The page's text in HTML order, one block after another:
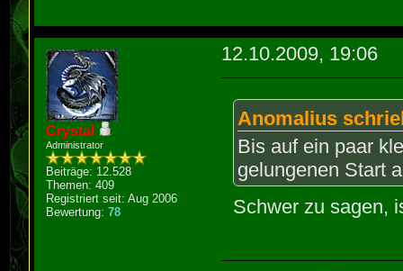
Crystal
Administrator
Beiträge: 12.528
Themen: 409
Registriert seit: Aug 2006
Bewertung:78
12.10.2009, 19:06
Anomalius
Bis auf ein paar
gelungenen Start
Schwer zu sagen,